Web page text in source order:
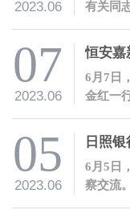
2023.06
有关同
研交流
07
2023.06
6月7日
金红一
05
2023.06
6月5日
察交流。